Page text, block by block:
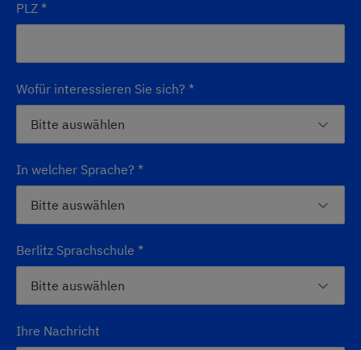
PLZ *
Wofür interessieren Sie sich? *
In welcher Sprache? *
Berlitz Sprachschule *
Ihre Nachricht